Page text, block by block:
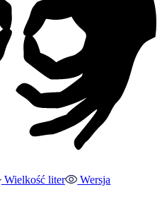
Wielkość liter
Wersja